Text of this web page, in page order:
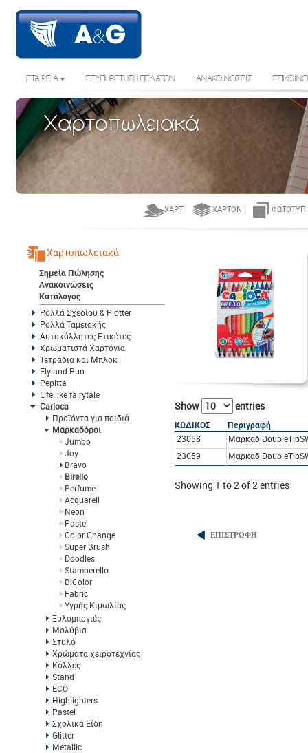
ΕΤΑΙΡΕΙΑ ΕΞΥΠΗΡΕΤΗΣΗ ΠΕΛΑΤΩΝ ΑΝΑΚΟΙΝΩΣΕΙΣ
Χαρτοπωλειακά
ΧΑΡΤΊ ΧΑΡΤΌΝΙ
Χαρτοπωλειακά
Σημεία Πώλησης
Ανακοινώσεις
Κατάλογος
Ρολλά Σχεδίου & Plotter
Ρολλά Ταμειακής
Αυτοκόλλητες Ετικέτες
Χρωματιστά Χαρτόνια
Τετράδια και Μπλοκ
Fly and Run
Pepitta
Life like fairytale
Carioca
Προϊόντα για παιδιά
Μαρκαδόροι
Jumbo
Joy
Bravo
Birello
Perfume
Acquarell
Neon
Pastel
Color Change
Super Brush
Doodles
Stamperello
BiColor
Fabric
Υγρής Κιμωλίας
Ξυλομπογιές
Μολύβια
Στυλό
Χρώματα χειροτεχνίας
Κόλλες
Stand
ECO
Highlighters
Pastel
Σχολικά Είδη
Glitter
Metallic
Show entries
ΚΩΔΙΚΟΣ
Περιγραφή
23058
Μαρκαδ
23059
Μαρκαδ
Showing 1 to 2 of 2 entries
ΕΠΙΣΤΡΟΦΗ